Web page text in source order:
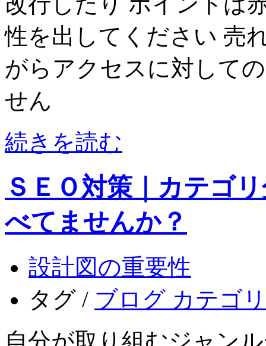
性を出してください 売
がらアクセスに対して
せん
続きを読む
ＳＥＯ対策｜カテゴ
べてませんか？
設計図の重要性
タグ / ブログ カテゴ